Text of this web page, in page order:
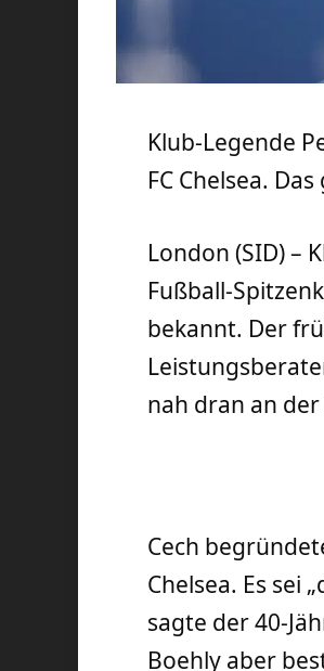
Klub-Legende
FC Chelsea.
London (SID) –
Fußball-
bekannt. Der
nah dran an
Cech
Chelsea. Es sei
sagte der 40-
Boehly aber